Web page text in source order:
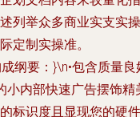
列举众多商业实支实操
定制实操准。
纲要：}\n•包含质量良
小内部快速广告摆饰精
标识度且显现您的硬件